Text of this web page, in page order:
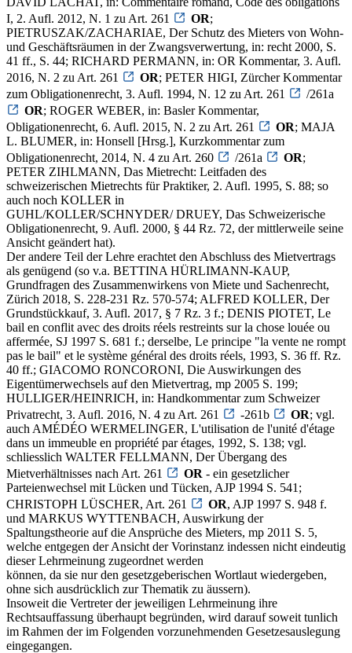
I, 2. Aufl. 2012, N. 1 zu Art. 261
OR;
PIETRUSZAK/ZACHARIAE, Der Schutz des Mieters von Wohn-
und Geschäftsräumen in der Zwangsverwertung, in: recht 2000, S.
41 ff., S. 44; RICHARD PERMANN, in: OR Kommentar, 3. Aufl.
2016, N. 2 zu Art. 261
OR; PETER HIGI, Zürcher Kommentar
zum Obligationenrecht, 3. Aufl. 1994, N. 12 zu Art. 261
/261a
OR; ROGER WEBER, in: Basler Kommentar,
Obligationenrecht, 6. Aufl. 2015, N. 2 zu Art. 261
OR; MAJA
L. BLUMER, in: Honsell [Hrsg.], Kurzkommentar zum
Obligationenrecht, 2014, N. 4 zu Art. 260
/261a OR;
PETER ZIHLMANN, Das Mietrecht: Leitfaden des
schweizerischen Mietrechts für Praktiker, 2. Aufl. 1995, S. 88; so
auch noch KOLLER in
GUHL/KOLLER/SCHNYDER/ DRUEY, Das Schweizerische
Obligationenrecht, 9. Aufl. 2000, § 44 Rz. 72, der mittlerweile seine
Ansicht geändert hat).
Der andere Teil der Lehre erachtet den Abschluss des Mietvertrags
als genügend (so v.a. BETTINA HÜRLIMANN-KAUP,
Grundfragen des Zusammenwirkens von Miete und Sachenrecht,
Zürich 2018, S. 228-231 Rz. 570-574; ALFRED KOLLER, Der
Grundstückkauf, 3. Aufl. 2017, § 7 Rz. 3 f.; DENIS PIOTET, Le
bail en conflit avec des droits réels restreints sur la chose louée ou
affermée, SJ 1997 S. 681 f.; derselbe, Le principe "la vente ne rompt
pas le bail" et le système général des droits réels, 1993, S. 36 ff. Rz.
40 ff.; GIACOMO RONCORONI, Die Auswirkungen des
Eigentümerwechsels auf den Mietvertrag, mp 2005 S. 199;
HULLIGER/HEINRICH, in: Handkommentar zum Schweizer
Privatrecht, 3. Aufl. 2016, N. 4 zu Art. 261
-261b OR; vgl.
auch AMÉDÉO WERMELINGER, L'utilisation de l'unité d'étage
dans un immeuble en propriété par étages, 1992, S. 138; vgl.
schliesslich WALTER FELLMANN, Der Übergang des
Mietverhältnisses nach Art. 261
OR - ein gesetzlicher
Parteienwechsel mit Lücken und Tücken, AJP 1994 S. 541;
CHRISTOPH LÜSCHER, Art. 261
OR, AJP 1997 S. 948 f.
und MARKUS WYTTENBACH, Auswirkung der
Spaltungstheorie auf die Ansprüche des Mieters, mp 2011 S. 5,
welche entgegen der Ansicht der Vorinstanz indessen nicht eindeutig
dieser Lehrmeinung zugeordnet werden
können, da sie nur den gesetzgeberischen Wortlaut wiedergeben,
ohne sich ausdrücklich zur Thematik zu äussern).
Insoweit die Vertreter der jeweiligen Lehrmeinung ihre
Rechtsauffassung überhaupt begründen, wird darauf soweit tunlich
im Rahmen der im Folgenden vorzunehmenden Gesetzesauslegung
eingegangen.